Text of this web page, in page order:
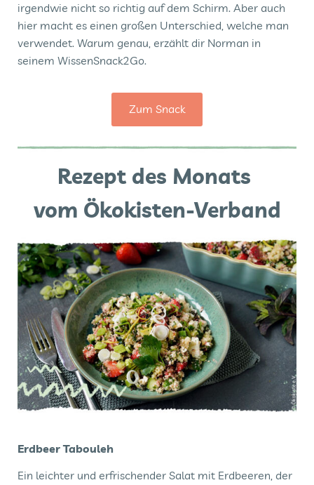
irgendwie nicht so richtig auf dem Schirm. Aber auch
hier macht es einen großen Unterschied, welche man
verwendet. Warum genau, erzählt dir Norman in
seinem WissenSnack2Go.
Zum Snack
Rezept des Monats
vom Ökokisten-Verband
Erdbeer Tabouleh
Ein leichter und erfrischender Salat mit Erdbeeren, der